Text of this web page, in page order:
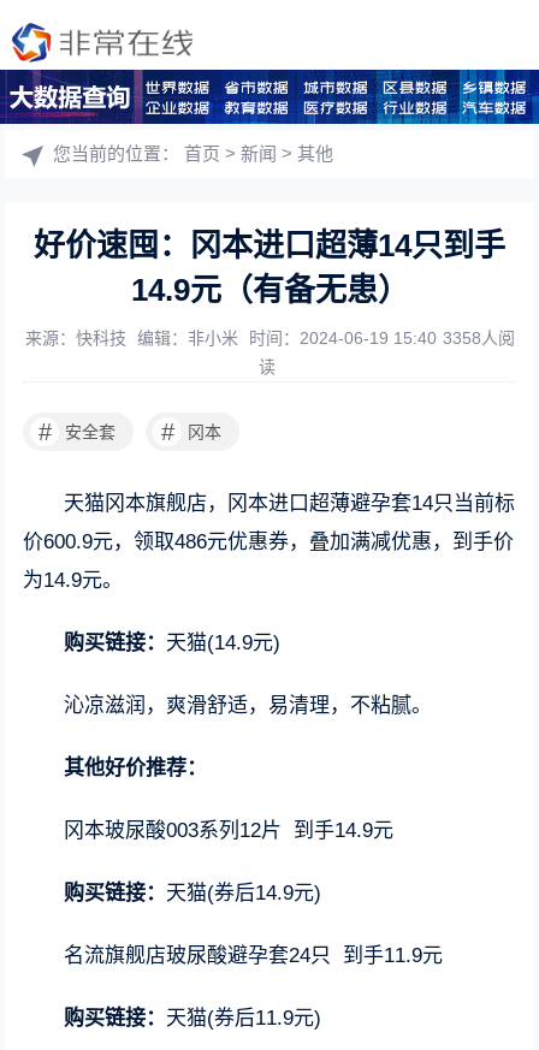
您当前的位置：首页 >新闻 >其他
好价速囤：冈本进口超薄14只到手
14.9元（有备无患）
来源：快科技 编辑：非小米 时间：2024-06-19 15:40 3358人阅
读
# 安全套 # 冈本
天猫冈本旗舰店，冈本进口超薄避孕套14只当前标
价600.9元，领取486元优惠券，叠加满减优惠，到手价
为14.9元。
购买链接： 天猫(14.9元)
沁凉滋润，爽滑舒适，易清理，不粘腻。
其他好价推荐：
冈本玻尿酸003系列12片 到手14.9元
购买链接： 天猫(券后14.9元)
名流旗舰店玻尿酸避孕套24只 到手11.9元
购买链接： 天猫(券后11.9元)